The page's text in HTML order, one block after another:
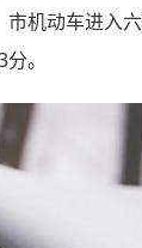
机动车进入
。